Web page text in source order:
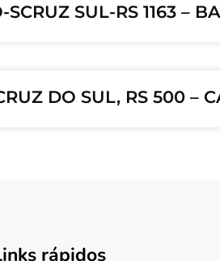
SUL-RS 1163 –
DO SUL, RS 500 –
rápidos